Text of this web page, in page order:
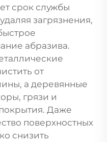
срок службы
загрязнения,
абразива.
от
а деревянные
грязи и
Даже
поверхностных
снизить